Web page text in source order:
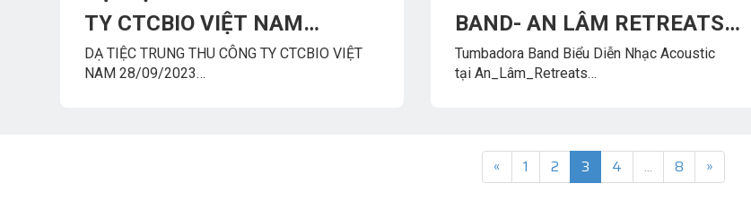
TY CTCBIO VIỆT NAM
28/09/2023 Sheraton_SG.
DẠ TIỆC TRUNG THU CÔNG TY CTCBIO VIỆT
NAM 28/09/2023
BAND- AN LÂM RETREATS
WEEKEND MUSIC CONCERT
Tumbadora Band Biểu Diễn Nhạc Acoustic
tại An_Lâm_Retreats
« 1 2 3 4 ... 8 »